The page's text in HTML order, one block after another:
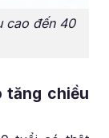
cao đến 40
tăng chiều